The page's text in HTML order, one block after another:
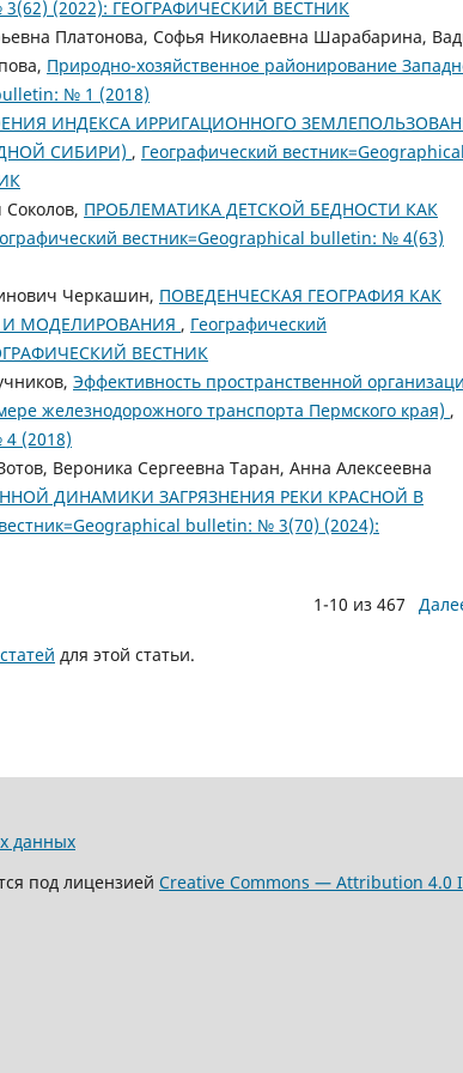
3(62) (2022): ГЕОГРАФИЧЕСКИЙ ВЕСТНИК
Платонова, Софья Николаевна Шарабарина,
Природно-хозяйственное районирование
№ 1 (2018)
ИНДЕКСА ИРРИГАЦИОННОГО
СИБИРИ) , Географический вестник=Geographical
ПРОБЛЕМАТИКА ДЕТСКОЙ БЕДНОСТИ КАК
вестник=Geographical bulletin: № 4(63)
Черкашин, ПОВЕДЕНЧЕСКАЯ ГЕОГРАФИЯ КАК
И МОДЕЛИРОВАНИЯ , Географический
ВЕСТНИК
Эффективность пространственной
железнодорожного транспорта Пермского края) ,
(2018)
Вероника Сергеевна Таран, Анна Алексеевна
ДИНАМИКИ ЗАГРЯЗНЕНИЯ РЕКИ КРАСНОЙ В
bulletin: № 3(70) (2024):
1-10 из 467
для этой статьи.
данных
под лицензией Creative Commons — Attribution 4.0